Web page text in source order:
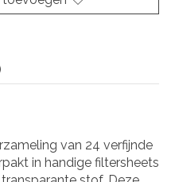
van 24 verfijnde
in handige filtersheets